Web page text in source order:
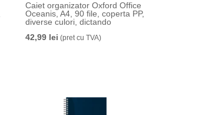
Caiet organizator Oxford Office
Oceanis, A4, 90 file, coperta PP,
diverse culori, dictando
42,99 lei (pret cu TVA)